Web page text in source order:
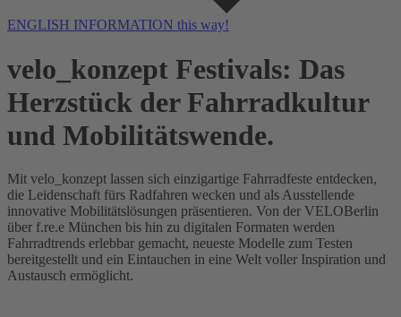
ENGLISH INFORMATION this way!
velo_konzept Festivals: Das
Herzstück der Fahrradkultur
und Mobilitätswende.
Mit velo_konzept lassen sich einzigartige Fahrradfeste entdecken,
die Leidenschaft fürs Radfahren wecken und als Ausstellende
innovative Mobilitätslösungen präsentieren. Von der VELOBerlin
über f.re.e München bis hin zu digitalen Formaten werden
Fahrradtrends erlebbar gemacht, neueste Modelle zum Testen
bereitgestellt und ein Eintauchen in eine Welt voller Inspiration und
Austausch ermöglicht.